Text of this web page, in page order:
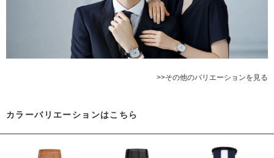
>>その他のバリエーションを見る
カラーバリエーションはこちら